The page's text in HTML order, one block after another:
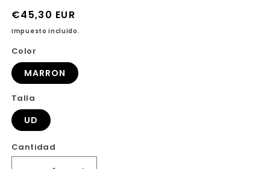
Precio
habitual
€45,30 EUR
Impuesto incluido.
Color
MARRON
Talla
UD
Cantidad